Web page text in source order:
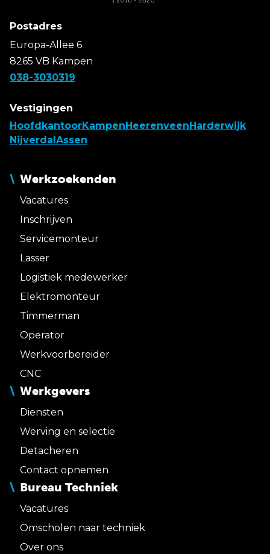
Postadres
Europa-Allee 6
8265 VB Kampen
038-3030319
Vestigingen
HoofdkantoorKampen Heerenveen Harderwijk
Nijverdal Assen
Werkzoekenden
Vacatures
Inschrijven
Servicemonteur
Lasser
Logistiek medewerker
Elektromonteur
Timmerman
Operator
Werkvoorbereider
CNC
Werkgevers
Diensten
Werving en selectie
Detacheren
Contact opnemen
Bureau Techniek
Vacatures
Omscholen naar techniek
Over ons